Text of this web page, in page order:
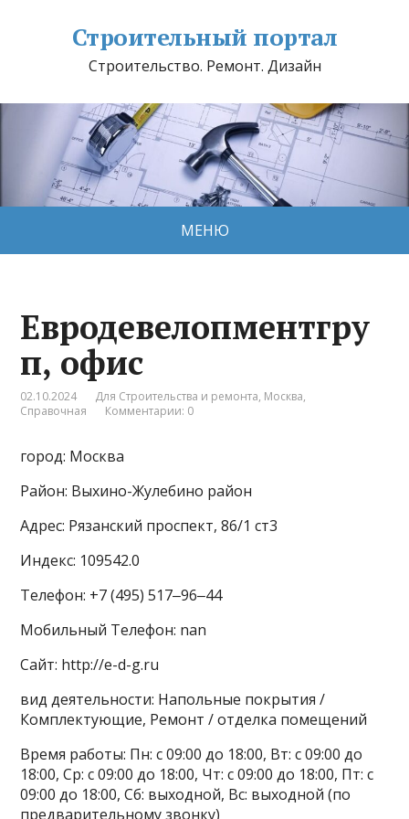
Строительный портал
Строительство. Ремонт. Дизайн
МЕНЮ
Евродевелопментгру
п, офис
02.10.2024 Для Строительства и ремонта, Москва,
Справочная
Комментарии: 0
город: Москва
Район: Выхино-Жулебино район
Адрес: Рязанский проспект, 86/1 ст3
Индекс: 109542.0
Телефон: +7 (495) 517‒96‒44
Мобильный Телефон: nan
Сайт: http://e-d-g.ru
вид деятельности: Напольные покрытия /
Комплектующие, Ремонт / отделка помещений
Время работы: Пн: с 09:00 до 18:00, Вт: с 09:00 до
18:00, Ср: с 09:00 до 18:00, Чт: с 09:00 до 18:00, Пт: с
09:00 до 18:00, Сб: выходной, Вс: выходной (по
предварительному звонку)